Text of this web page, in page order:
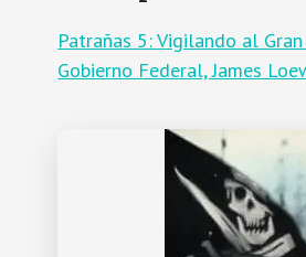
Patrañas 5: Vigilando al
Gobierno Federal, James